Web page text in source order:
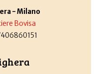
- Milano
Bovisa